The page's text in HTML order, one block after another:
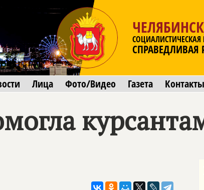
СПРАВЕДЛИВАЯ
Лица Фото/Видео Газета Контакты